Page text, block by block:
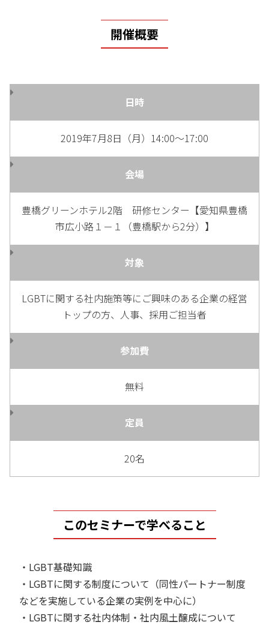
開催概要
日時
2019年7月8日（月）14:00～17:00
会場
豊橋グリーンホテル2階 研修センター【愛知県豊橋
市広小路１－１（豊橋駅から2分）】
対象
LGBTに関する社内施策等にご興味のある企業の経営
トップの方、人事、採用ご担当者
参加費
無料
定員
20名
このセミナーで学べること
・LGBT基礎知識
・LGBTに関する制度について（同性パートナー制度
などを実施している企業の実例を中心に）
・LGBTに関する社内体制・社内風土醸成について